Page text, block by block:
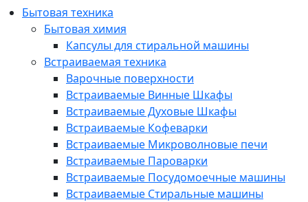
Бытовая техника
Бытовая химия
Капсулы для стиральной машины
Встраиваемая техника
Варочные поверхности
Встраиваемые Винные Шкафы
Встраиваемые Духовые Шкафы
Встраиваемые Кофеварки
Встраиваемые Микроволновые печи
Встраиваемые Пароварки
Встраиваемые Посудомоечные машины
Встраиваемые Стиральные машины